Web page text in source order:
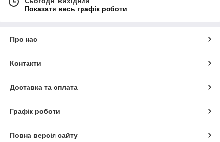
Показати весь графік роботи
Про нас
Контакти
Доставка та оплата
Графік роботи
Повна версія сайту